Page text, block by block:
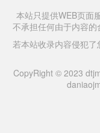
本站只提供WEB页面
不承担任何由于内容的
若本站收录内容侵犯
CopyRight © 2023